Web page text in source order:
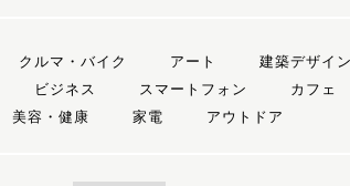
クルマ・バイク アート 建築デザイン
ビジネス スマートフォン カフェ
美容・健康 家電 アウトドア